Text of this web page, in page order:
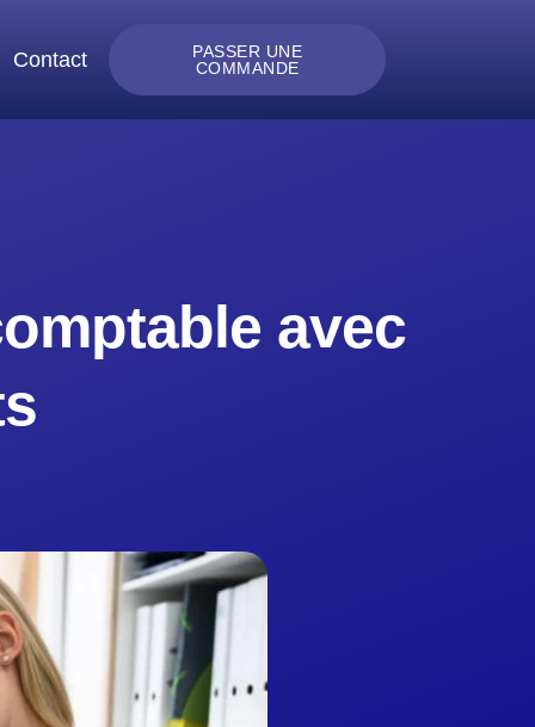
Contact
PASSER UNE
COMMANDE
avec